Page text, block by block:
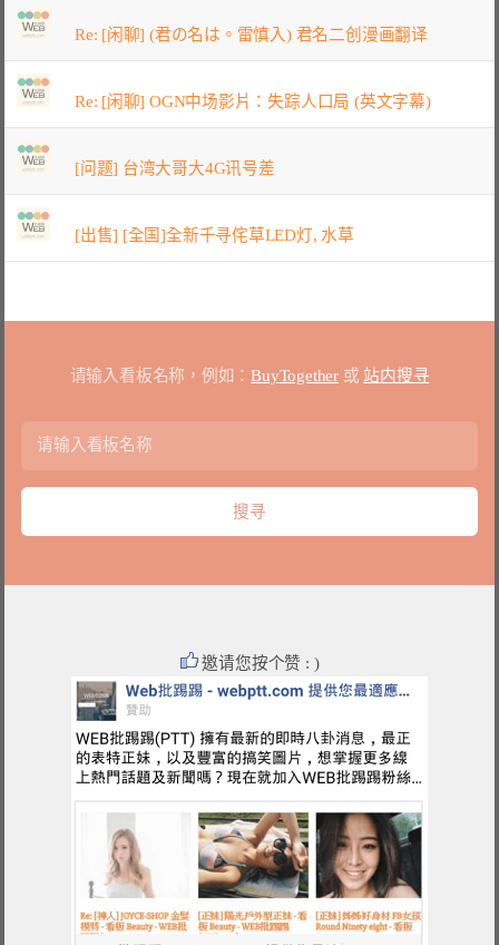
Re: [闲聊] (君の名は。雷慎入) 君名二创漫画翻译
Re: [闲聊] OGN中场影片：失踪人口局 (英文字幕)
[问题] 台湾大哥大4G讯号差
[出售] [全国]全新千寻侘草LED灯, 水草
请输入看板名称，例如：BuyTogether或 站内搜寻
邀请您按个赞 : )